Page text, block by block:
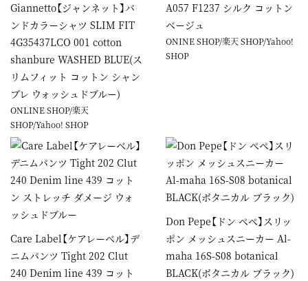
Giannetto【ジャンネット】バ
ンドカラーシャツ SLIM FIT
4G35437LCO 001 cotton
shanbure WASHED BLUE(ス
リムフィット コットン シャン
ブレ ウォッシュドブルー)
ONLINE SHOP/楽天
SHOP/Yahoo! SHOP
A057 F1237 シルク コットン
ベージュ
ONINE SHOP/楽天 SHOP/Yahoo!
SHOP
Care Label【ケアレーベル】デ
ニムパンツ Tight 202 Clut
240 Denim line 439 コット
Don Pepe【ドン ぺぺ】スリッ
ポン メッシュスニーカー Al-
maha 16S-S08 botanical
BLACK(ボタニカル ブラック)